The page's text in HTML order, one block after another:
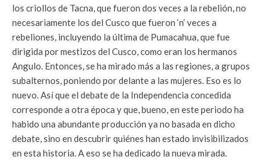
los criollos de Tacna, que fueron dos veces a la rebelión, no
necesariamente los del Cusco que fueron ‘n’ veces a
rebeliones, incluyendo la última de Pumacahua, que fue
dirigida por mestizos del Cusco, como eran los hermanos
Angulo. Entonces, se ha mirado más a las regiones, a grupos
subalternos, poniendo por delante a las mujeres. Eso es lo
nuevo. Así que el debate de la Independencia concedida
corresponde a otra época y que, bueno, en este periodo ha
habido una abundante producción ya no basada en dicho
debate, sino en descubrir quiénes han estado invisibilizados
en esta historia. A eso se ha dedicado la nueva mirada.